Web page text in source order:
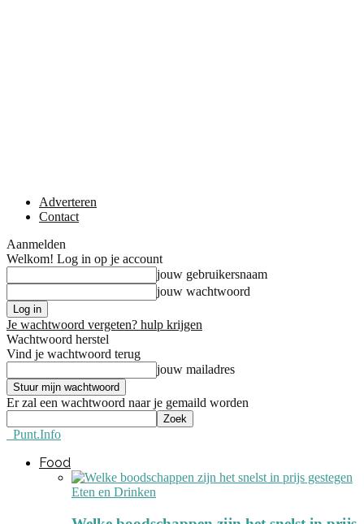
Adverteren
Contact
Aanmelden
Welkom! Log in op je account
jouw gebruikersnaam
jouw wachtwoord
Je wachtwoord vergeten? hulp krijgen
Wachtwoord herstel
Vind je wachtwoord terug
jouw mailadres
Er zal een wachtwoord naar je gemaild worden
Punt.Info
Food
Eten en Drinken